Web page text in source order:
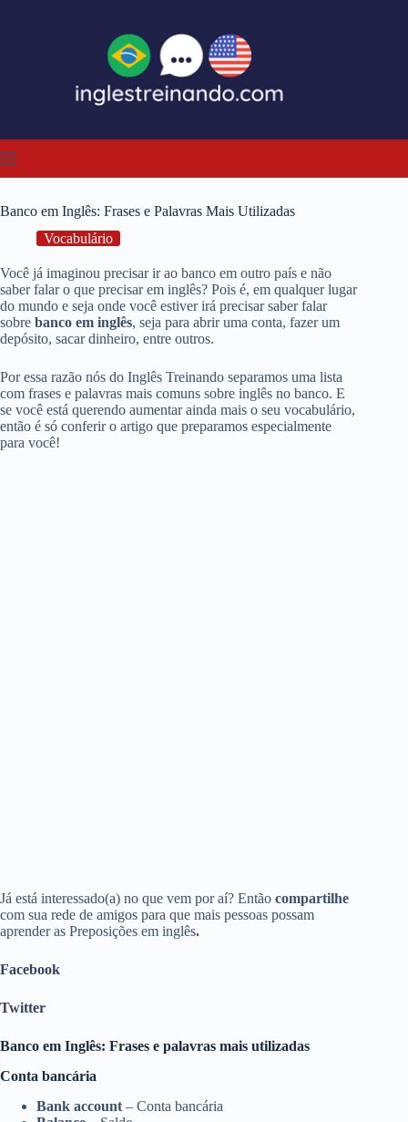
Banco em Inglês: Frases e Palavras Mais Utilizadas
Vocabulário
Você já imaginou precisar ir ao banco em outro país e não
saber falar o que precisar em inglês? Pois é, em qualquer lugar
do mundo e seja onde você estiver irá precisar saber falar
sobre banco em inglês, seja para abrir uma conta, fazer um
depósito, sacar dinheiro, entre outros.
Por essa razão nós do Inglês Treinando separamos uma lista
com frases e palavras mais comuns sobre inglês no banco. E
se você está querendo aumentar ainda mais o seu vocabulário,
então é só conferir o artigo que preparamos especialmente
para você!
Já está interessado(a) no que vem por aí? Então compartilhe
com sua rede de amigos para que mais pessoas possam
aprender as Preposições em inglês.
Facebook
Twitter
Banco em Inglês: Frases e palavras mais utilizadas
Conta bancária
Bank account – Conta bancária